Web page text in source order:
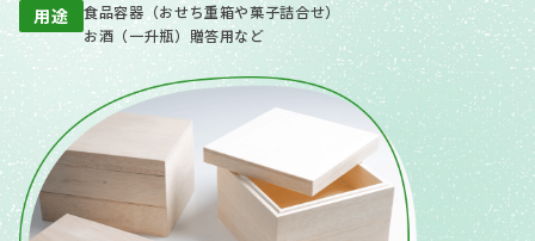
用途
食品容器（おせち重箱や菓子詰合せ）
お酒（一升瓶）贈答用など